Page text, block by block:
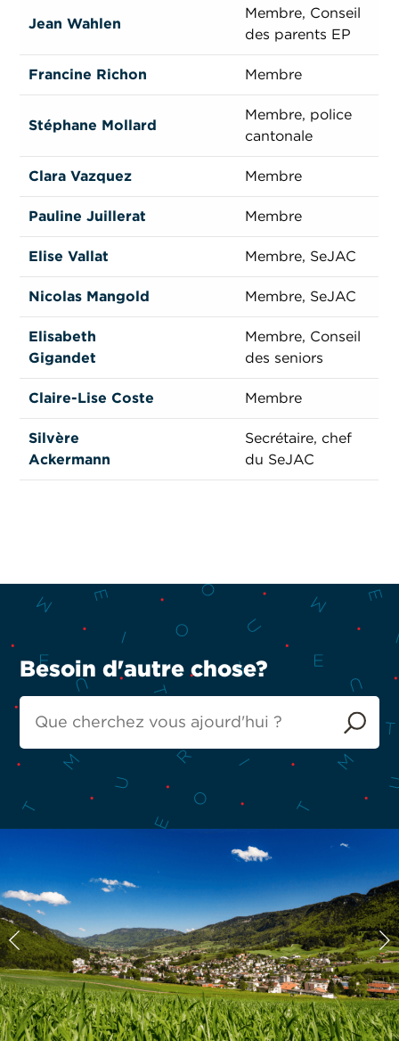
Jean Wahlen
Membre, Conseil
des parents EP
Francine Richon Membre
Stéphane Mollard
Membre, police
cantonale
Clara Vazquez Membre
Pauline Juillerat Membre
Elise Vallat Membre, SeJAC
Nicolas Mangold Membre, SeJAC
Elisabeth
Gigandet
Membre, Conseil
des seniors
Claire-Lise Coste Membre
Silvère
Ackermann
Secrétaire, chef
du SeJAC
Besoin d'autre chose?